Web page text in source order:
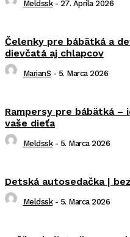
Meldssk - 27. Apríla 2026
Čelenky pre bábätká a
dievčatá aj chlapcov
MarianS - 5. Marca 2026
Rampersy pre bábätká
vaše dieťa
Meldssk - 5. Marca 2026
Detská autosedačka |
Meldssk - 5. Marca 2026